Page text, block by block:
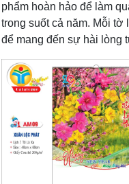
phẩm hoàn hảo để làm
trong suốt cả năm. Mỗi
để mang đến sự hài lòng